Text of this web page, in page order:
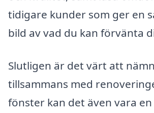
tidigare kunder som ger en
bild av vad du kan förvänta
Slutligen är det värt att
tillsammans med
fönster kan det även vara